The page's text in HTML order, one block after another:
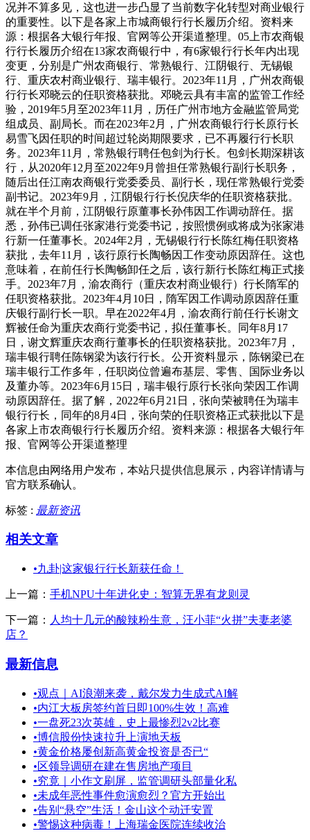
况并不算多见，这也进一步凸显了当前数字化转型对商业银行
的重要性。以下是各家上市城商银行行长履历介绍。资料来
源：根据各大银行年报、官网等公开渠道整理。05上市农商银
行行长履历介绍在13家农商银行中，有6家银行行长年内出现
变更，分别是广州农商银行、常熟银行、江阴银行、无锡银
行、重庆农村商业银行、瑞丰银行。2023年11月，广州农商银
行行长邓晓云的任职资格获批。邓晓云具有丰富的监管工作经
验，2019年5月至2023年11月，历任广州市地方金融监管局党
组成员、副局长。而在2023年2月，广州农商银行行长原行长
易雪飞因任职的时间超过轮岗期限要求，已不再履行行长职
务。2023年11月，常熟银行聘任包剑为行长。包剑长期深耕该
行，从2020年12月至2022年9月曾担任常熟银行副行长职务，
随后出任江南农商银行党委委员、副行长，现任常熟银行党委
副书记。2023年9月，江阴银行行长倪庆华的任职资格获批。
就在半个月前，江阴银行原董事长孙伟因工作调动辞任。据
悉，孙伟已调任张家港行党委书记，按照惯例或将成为张家港
行新一任董事长。2024年2月，无锡银行行长陈红梅任职资格
获批，去年11月，该行原行长陶畅因工作变动原因辞任。这也
意味着，在前任行长陶畅卸任之后，该行新行长陈红梅正式接
手。2023年7月，渝农商行（重庆农村商业银行）行长隋军的
任职资格获批。2023年4月10日，隋军因工作调动原因辞任重
庆银行副行长一职。早在2022年4月，渝农商行前任行长谢文
辉被任命为重庆农商行党委书记，拟任董事长。同年8月17
日，谢文辉重庆农商行董事长的任职资格获批。2023年7月，
瑞丰银行聘任陈钢梁为该行行长。公开资料显示，陈钢梁已在
瑞丰银行工作多年，任职岗位曾遍布基层、零售、国际业务以
及董办等。2023年6月15日，瑞丰银行原行长张向荣因工作调
动原因辞任。据了解，2022年6月21日，张向荣被聘任为瑞丰
银行行长，同年的8月4日，张向荣的任职资格正式获批以下是
各家上市农商银行行长履历介绍。资料来源：根据各大银行年
报、官网等公开渠道整理
本信息由网络用户发布， 本站只提供信息展示，内容详情请与
官方联系确认。
标签 : 最新资讯
相关文章
•九卦|这家银行行长新获任命！
上一篇： 手机NPU十年进化史：智算无界有龙则灵
下一篇： 人均十几元的酸辣粉生意，汪小菲“火拼”夫妻老婆
店？
最新信息
•观点｜AI浪潮来袭，戴尔发力生成式AI解
•内江大板房签约首日即100%生效！高难
•一盘死23次英雄，史上最惨烈2v2比赛
•博信股份快速拉升上演地天板
•黄金价格屡创新高黄金投资是否已“
•区领导调研在建在售房地产项目
•究竟｜小作文刷屏，监管调研头部量化私
•未成年恶性事件愈演愈烈？官方开始出
•告别“悬空”生活！金山这个动迁安置
•警惕这种病毒！上海瑞金医院连续收治